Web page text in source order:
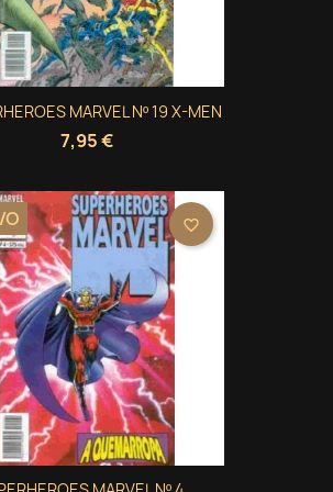
MARVEL Nº 19 X-MEN
7,95 €
favorite_border